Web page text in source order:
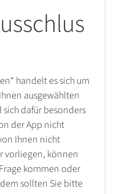
handelt es sich um
ausgewählten
dafür besonders
der App nicht
Ihnen nicht
vorliegen, können
kommen oder
sollten Sie bitte